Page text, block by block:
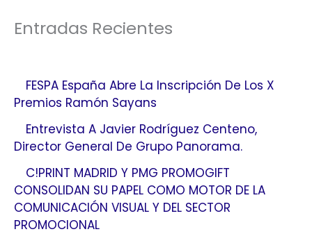
Entradas Recientes
FESPA España Abre La Inscripción De Los X
Premios Ramón Sayans
Entrevista A Javier Rodríguez Centeno,
Director General De Grupo Panorama.
C!PRINT MADRID Y PMG PROMOGIFT
CONSOLIDAN SU PAPEL COMO MOTOR DE LA
COMUNICACIÓN VISUAL Y DEL SECTOR
PROMOCIONAL